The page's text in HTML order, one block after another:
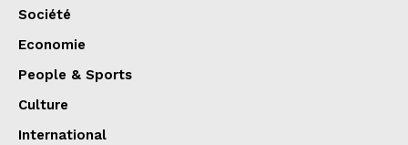
Société
Economie
People & Sports
Culture
International